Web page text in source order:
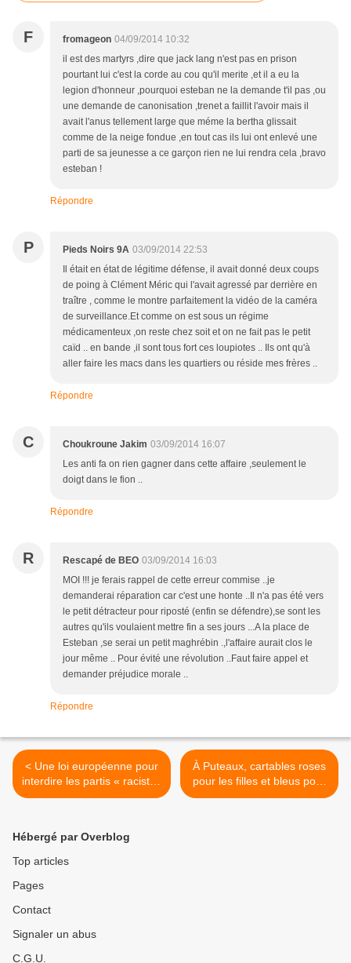
F fromageon 04/09/2014 10:32
il est des martyrs ,dire que jack lang n'est pas en prison
pourtant lui c'est la corde au cou qu'il merite ,et il a eu la
legion d'honneur ,pourquoi esteban ne la demande t'il pas ,ou
une demande de canonisation ,trenet a faillit l'avoir mais il
avait l'anus tellement large que méme la bertha glissait
comme de la neige fondue ,en tout cas ils lui ont enlevé une
parti de sa jeunesse a ce garçon rien ne lui rendra cela ,bravo
esteban !
Répondre
P Pieds Noirs 9A 03/09/2014 22:53
Il était en état de légitime défense, il avait donné deux coups
de poing à Clément Méric qui l'avait agressé par derrière en
traître , comme le montre parfaitement la vidéo de la caméra
de surveillance.Et comme on est sous un régime
médicamenteux ,on reste chez soit et on ne fait pas le petit
caïd .. en bande ,il sont tous fort ces loupiotes .. Ils ont qu'à
aller faire les macs dans les quartiers ou réside mes frères ..
Répondre
C Choukroune Jakim 03/09/2014 16:07
Les anti fa on rien gagner dans cette affaire ,seulement le
doigt dans le fion ..
Répondre
R Rescapé de BEO 03/09/2014 16:03
MOI !!! je ferais rappel de cette erreur commise ..je
demanderai réparation car c'est une honte ..Il n'a pas été vers
le petit détracteur pour riposté (enfin se défendre),se sont les
autres qu'ils voulaient mettre fin a ses jours ...A la place de
Esteban ,se serai un petit maghrébin .,l'affaire aurait clos le
jour même .. Pour évité une révolution ..Faut faire appel et
demander préjudice morale ..
Répondre
< Une loi européenne pour
interdire les partis « racistes
» ?
À Puteaux, cartables roses
pour les filles et bleus pour
les garçons ! (par François
Hébergé par Overblog
Top articles
Pages
Contact
Signaler un abus
C.G.U.